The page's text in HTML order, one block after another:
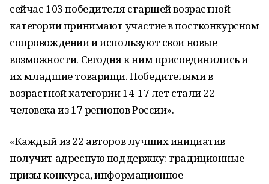
сейчас 103 победителя старшей возрастной
категории принимают участие в постконкурсном
сопровождении и используют свои новые
возможности. Сегодня к ним присоединились и
их младшие товарищи. Победителями в
возрастной категории 14-17 лет стали 22
человека из 17 регионов России».
«Каждый из 22 авторов лучших инициатив
получит адресную поддержку: традиционные
призы конкурса, информационное